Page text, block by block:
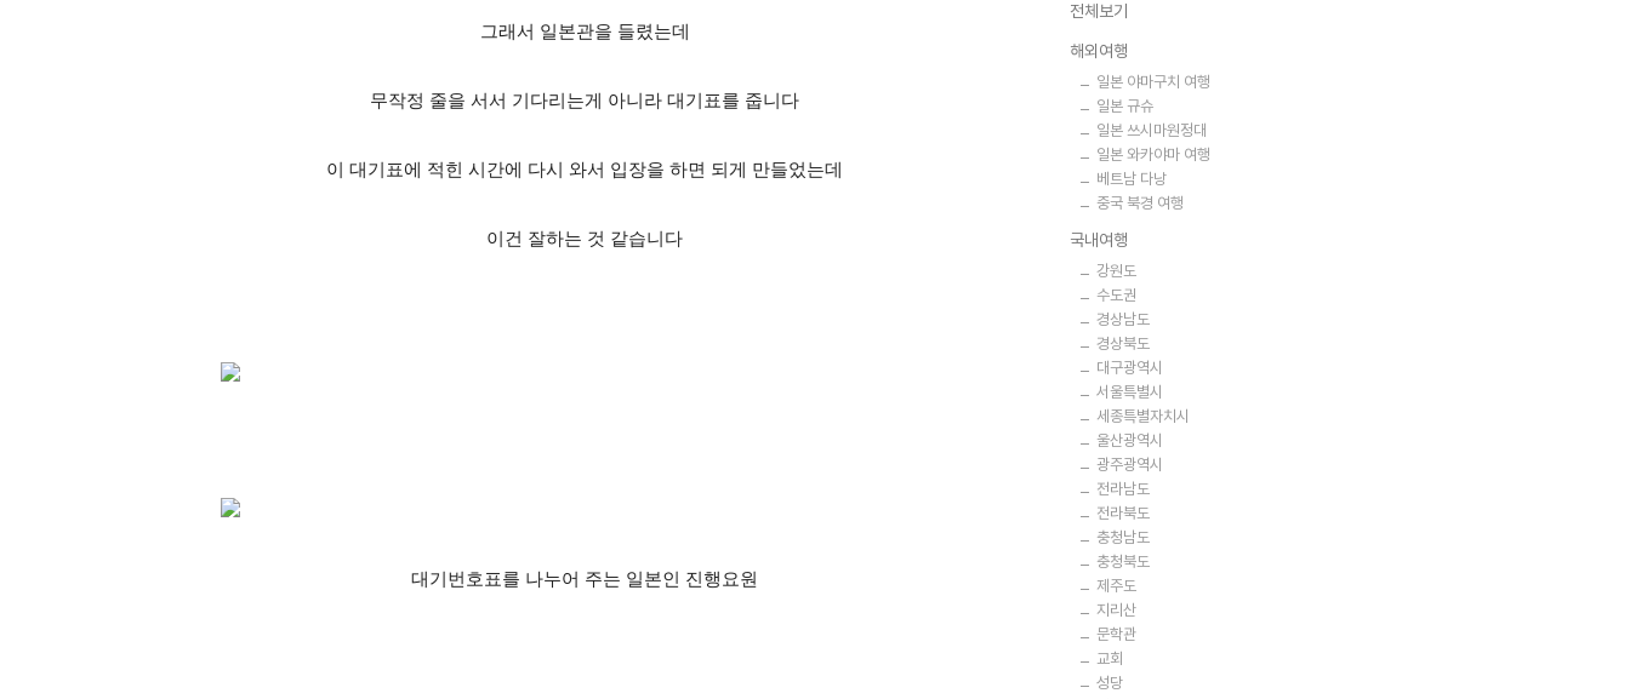
그래서 일본관을 들렸는데
무작정 줄을 서서 기다리는게 아니라 대기표를 줍니다
이 대기표에 적힌 시간에 다시 와서 입장을 하면 되게 만들었는데
이건 잘하는 것 같습니다
대기번호표를 나누어 주는 일본인 진행요원
전체보기
해외여행
일본 야마구치 여행
일본 규슈
일본 쓰시마원정대
일본 와카야마 여행
베트남 다낭
중국 북경 여행
국내여행
강원도
수도권
경상남도
경상북도
대구광역시
서울특별시
세종특별자치시
울산광역시
광주광역시
전라남도
전라북도
충청남도
충청북도
제주도
지리산
문학관
교회
성당